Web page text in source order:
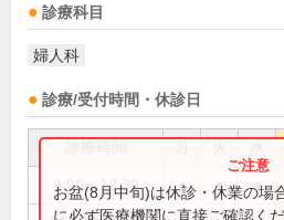
診療科目
婦人科
診療/受付時間・休診日
9:00～12:30 ● ● ●
お盆(8月中旬)は休診・休業の場
に必ず医療機関に直接ご確認くだ